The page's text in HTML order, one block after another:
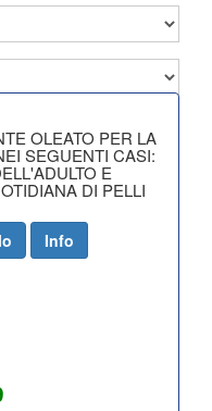
OLEATO PER LA
SEGUENTI CASI:
E
DI PELLI
Info